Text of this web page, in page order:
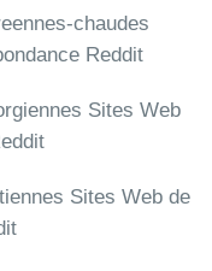
chaudes
Reddit
Sites Web
Sites Web de